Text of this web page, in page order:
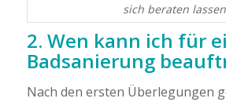
sich beraten
2. Wen kann ich für
Badsanierung
Nach den ersten Überlegungen